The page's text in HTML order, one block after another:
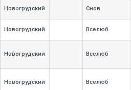
Новогрудский Снов
Новогрудский Вселюб
Новогрудский Вселюб
Новогрудский Вселюб